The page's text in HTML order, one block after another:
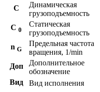
C
Динамическая
грузоподъемность
С 0
Статическая
грузоподъемность
n G
Предельная частота
вращения, 1/min
Доп
Дополнительное
обозначение
Вид
Вид исполнения